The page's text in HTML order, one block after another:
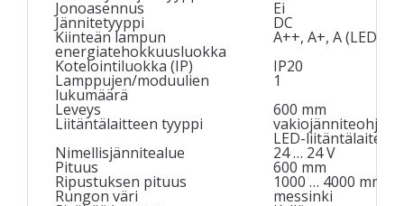
Jonoasennus Ei
Jännitetyyppi DC
Kiinteän lampun
energiatehokkuusluokka
A++, A+, A (LED)
Kotelointiluokka (IP)
IP20
Lamppujen/moduulien
lukumäärä
1
Leveys
600 mm
Liitäntälaitteen tyyppi
LED-liitäntälaite
Nimellisjännitealue 24 … 24 V
Pituus 600 mm
Ripustuksen pituus 1000 … 4000 mm
Rungon väri messinki